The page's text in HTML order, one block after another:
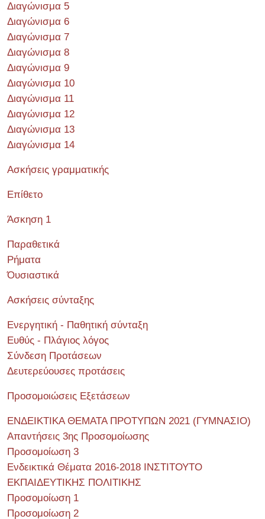
Διαγώνισμα 5
Διαγώνισμα 6
Διαγώνισμα 7
Διαγώνισμα 8
Διαγώνισμα 9
Διαγώνισμα 10
Διαγώνισμα 11
Διαγώνισμα 12
Διαγώνισμα 13
Διαγώνισμα 14
Ασκήσεις γραμματικής
Επίθετο
Άσκηση 1
Παραθετικά
Ρήματα
Όυσιαστικά
Ασκήσεις σύνταξης
Ενεργητική - Παθητική σύνταξη
Ευθύς - Πλάγιος λόγος
Σύνδεση Προτάσεων
Δευτερεύουσες προτάσεις
Προσομοιώσεις Εξετάσεων
ΕΝΔΕΙΚΤΙΚΑ ΘΕΜΑΤΑ ΠΡΟΤΥΠΩΝ 2021 (ΓΥΜΝΑΣΙΟ)
Απαντήσεις 3ης Προσομοίωσης
Προσομοίωση 3
Ενδεικτικά Θέματα 2016-2018 ΙΝΣΤΙΤΟΥΤΟ
ΕΚΠΑΙΔΕΥΤΙΚΗΣ ΠΟΛΙΤΙΚΗΣ
Προσομοίωση 1
Προσομοίωση 2